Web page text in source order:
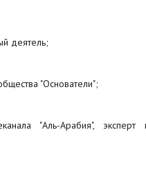
деятель;
"Основатели";
"Аль-Арабия",